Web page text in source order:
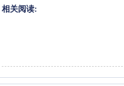
相关阅读: